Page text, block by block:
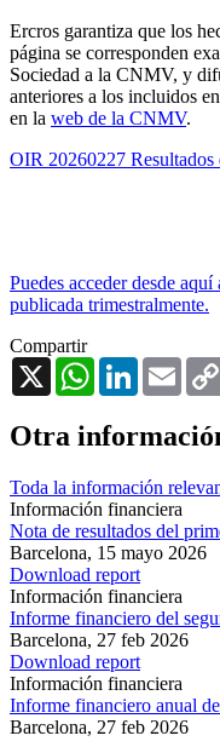
Ercros garantiza que los
página se corresponden
Sociedad a la CNMV, y
anteriores a los incluidos
en la web de la CNMV.
OIR 20260227
Puedes acceder desde
publicada trimestralmente.
Compartir
X
WhatsAppLinkedIn
Otra
Toda la información
Información financiera
Nota de resultados del
Barcelona, 15 mayo 2026
Download report
Información financiera
Informe financiero del
Barcelona, 27 feb 2026
Download report
Información financiera
Informe financiero anual
Barcelona, 27 feb 2026